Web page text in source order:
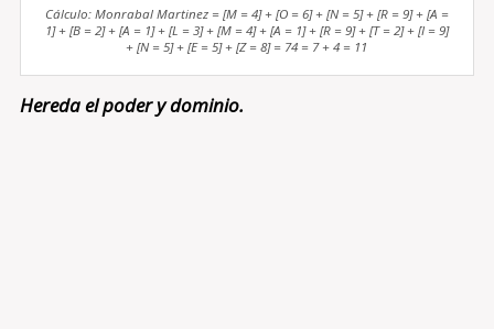
Cálculo: Monrabal Martinez = [M = 4] + [O = 6] + [N = 5] + [R = 9] + [A =
1] + [B = 2] + [A = 1] + [L = 3] + [M = 4] + [A = 1] + [R = 9] + [T = 2] + [I = 9]
+ [N = 5] + [E = 5] + [Z = 8] = 74 = 7 + 4 = 11
Hereda el poder y dominio.